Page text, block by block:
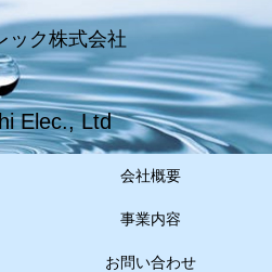
ック株式会社
Elec., Ltd
会社概要
事業内容
お問い合わせ